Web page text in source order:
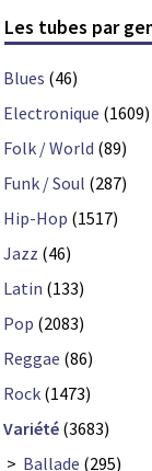
Les tubes par
Blues (46)
Electronique (1609)
Folk / World (89)
Funk / Soul (287)
Hip-Hop (1517)
Jazz (46)
Latin (133)
Pop (2083)
Reggae (86)
Rock (1473)
Variété (3683)
> Ballade (295)